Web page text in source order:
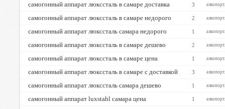
самогонный аппарат люкссталь в самаре доставка 3
самогонный аппарат люкссталь в самаре недорого 2
самогонный аппарат люкссталь самара недорого 1
самогонный аппарат люкссталь в самаре дешево 2
самогонный аппарат люкссталь в самаре цена 1
самогонный аппарат люкссталь в самаре с доставкой 3
самогонный аппарат люкссталь самара дешево 1
самогонный аппарат luxstahl самара цена 1